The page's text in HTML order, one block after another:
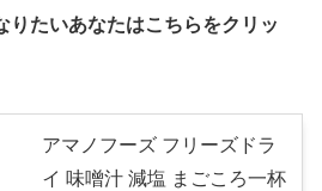
りたいあなたはこちらをクリッ
アマノフーズ フリーズドラ
イ 味噌汁 減塩 まごころ一杯